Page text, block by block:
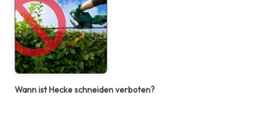
Wann ist Hecke schneiden verboten?